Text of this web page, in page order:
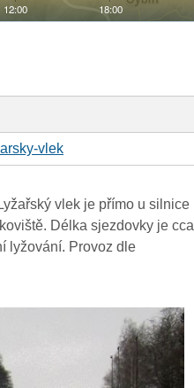
vlek
vlek je přímo u silnice
Délka sjezdovky je cca
lyžování. Provoz dle